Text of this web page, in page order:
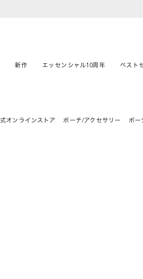
新作 エッセンシャル10周年 ベスト
オンラインストア ポーチ/アクセサリー ポー